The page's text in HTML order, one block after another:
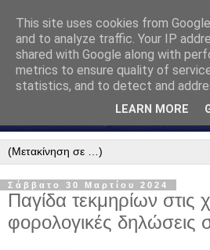
Σάββατο 30 Μαρτίου 2024
Παγίδα τεκμηρίων στις
φορολογικές δηλώσεις
This site uses cookies from
and to analyze traffic. Your IP
shared with Google along with
metrics to ensure quality of
statistics, and to detect and
LEARN MORE